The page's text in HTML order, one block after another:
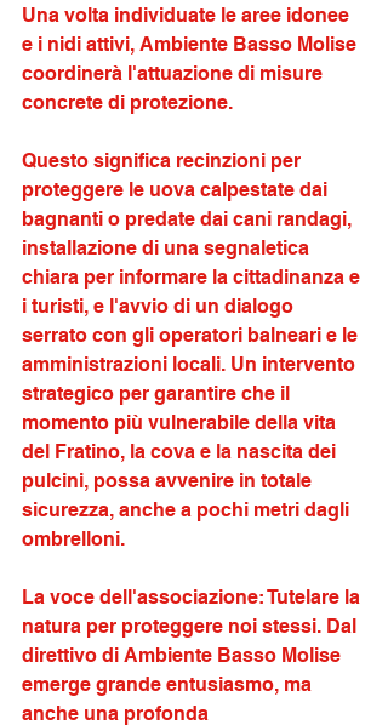
Una volta individuate le aree idonee
e i nidi attivi, Ambiente Basso Molise
coordinerà l'attuazione di misure
concrete di protezione.
Questo significa recinzioni per
proteggere le uova calpestate dai
bagnanti o predate dai cani randagi,
installazione di una segnaletica
chiara per informare la cittadinanza e
i turisti, e l'avvio di un dialogo
serrato con gli operatori balneari e le
amministrazioni locali. Un intervento
strategico per garantire che il
momento più vulnerabile della vita
del Fratino, la cova e la nascita dei
pulcini, possa avvenire in totale
sicurezza, anche a pochi metri dagli
ombrelloni.
La voce dell'associazione: Tutelare la
natura per proteggere noi stessi. Dal
direttivo di Ambiente Basso Molise
emerge grande entusiasmo, ma
anche una profonda